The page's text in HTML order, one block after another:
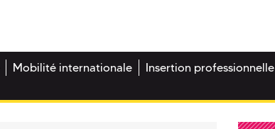
Mobilité internationale
Insertion professionnelle